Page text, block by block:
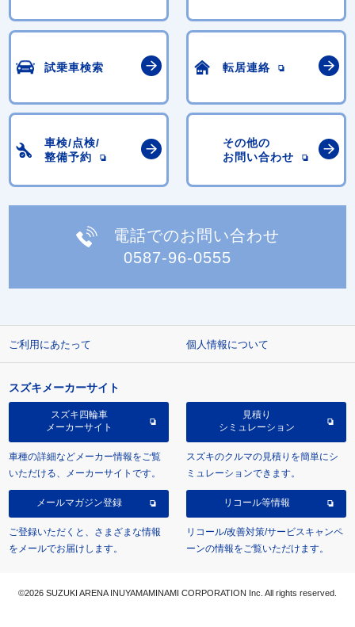
試乗車検索 転居連絡
車検/点検/
整備予約
その他の
お問い合わせ
電話でのお問い合わせ
0587-96-0555
ご利用にあたって 個人情報について
スズキメーカーサイト
スズキ四輪車
メーカーサイト
車種の詳細などメーカー情報をご覧
いただける、メーカーサイトです。
見積り
シミュレーション
スズキのクルマの見積りを簡単にシ
ミュレーションできます。
メールマガジン登録
ご登録いただくと、さまざまな情報
をメールでお届けします。
リコール等情報
リコール/改善対策/サービスキャンペ
ーンの情報をご覧いただけます。
©2026 SUZUKI ARENA INUYAMAMINAMI CORPORATION Inc. All rights reserved.